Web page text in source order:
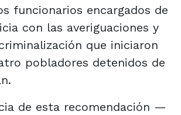
funcionarios encargados de
con las averiguaciones y
que iniciaron
pobladores detenidos de
de esta recomendación —